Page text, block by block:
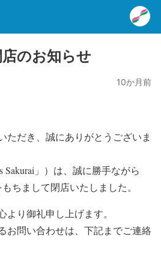
のお知らせ
10か月前
ただき、誠にありがとうございま
Sakurai」）は、誠に勝手ながら
ちまして閉店いたしました。
り御礼申し上げます。
お問い合わせは、下記までご連絡